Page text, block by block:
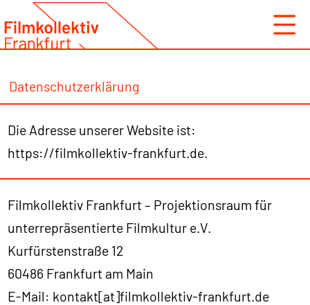
Inhalt
Datenschutzerklärung
Die Adresse unserer Website ist:
https://filmkollektiv-frankfurt.de.
Filmkollektiv Frankfurt – Projektionsraum für
unterrepräsentierte Filmkultur e.V.
Kurfürstenstraße 12
60486 Frankfurt am Main
E-Mail: kontakt[at]filmkollektiv-frankfurt.de